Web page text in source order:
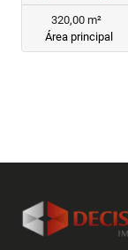
320,00 m²
Área principal